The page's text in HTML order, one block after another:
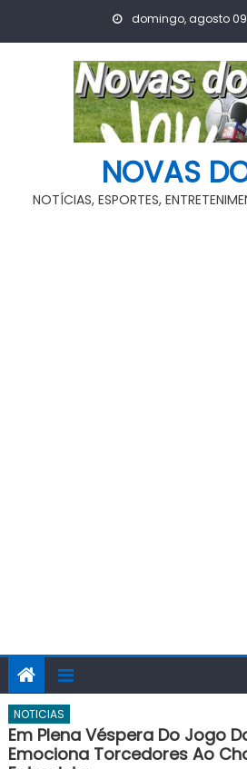
domingo, agosto
NOVAS
NOTÍCIAS, ESPORTES,
NOTICIAS
Em Plena Véspera Do Jogo
Emociona Torcedores Ao